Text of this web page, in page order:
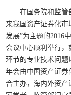
在国务院和监管
来我国资产证券化市
发展”为主题的2016
会议中心顺利举行，
环节的专业技术问题
年会由中国资产证券
合主办，海内外资产